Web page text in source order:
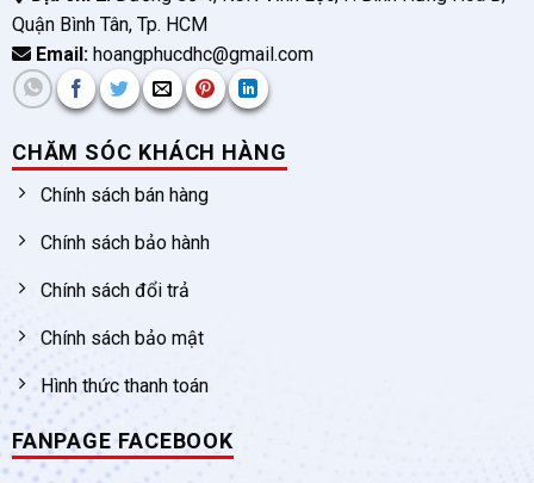
Quận Bình Tân, Tp. HCM
Email:hoangphucdhc@gmail.com
CHĂM SÓC KHÁCH HÀNG
Chính sách bán hàng
Chính sách bảo hành
Chính sách đổi trả
Chính sách bảo mật
Hình thức thanh toán
FANPAGE FACEBOOK